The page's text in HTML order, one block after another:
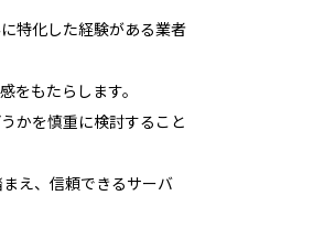
特化した経験がある業者
もたらします。
かを慎重に検討すること
え、信頼できるサーバ